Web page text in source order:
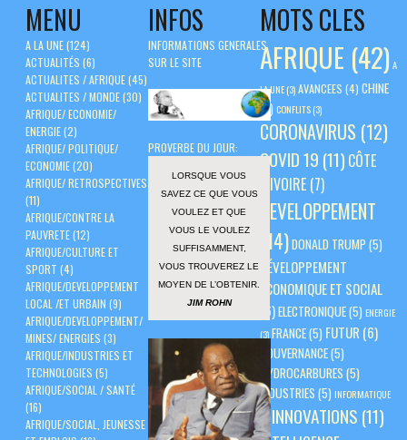
MENU
A LA UNE(124)
ACTUALITÉS (6)
ACTUALITES / AFRIQUE(45)
ACTUALITES / MONDE(30)
AFRIQUE/ ECONOMIE/
ENERGIE(2)
AFRIQUE/ POLITIQUE/
ECONOMIE(20)
AFRIQUE/ RETROSPECTIVES
(11)
AFRIQUE/CONTRE LA
PAUVRETE(12)
AFRIQUE/CULTURE ET
SPORT (4)
AFRIQUE/DEVELOPPEMENT
LOCAL /ET URBAIN (9)
AFRIQUE/DEVELOPPEMENT/
MINES/ ENERGIES (3)
AFRIQUE/INDUSTRIES ET
TECHNOLOGIES (5)
AFRIQUE/SOCIAL / SANTÉ
(16)
AFRIQUE/SOCIAL, JEUNESSE
MOTS CLES
AFRIQUE (42) A
LA UNE(3)AVANCEES (4) CHINE
(5)CONFLITS(3)
CORONAVIRUS (12)
COVID 19 (11) CÔTE
D'IVOIRE (7)
DEVELOPPEMENT
(14)DONALD TRUMP(5)
DÉVELOPPEMENT
ÉCONOMIQUE ET SOCIAL
(6)ELECTRONIQUE(5)ENERGIE
(3)FRANCE(5)FUTUR (6)
GOUVERNANCE(5)
HYDROCARBURES(5)
INDUSTRIES(5)INFORMATIQUE
(3) INNOVATIONS (11)
INFOS
INFORMATIONS GENERALES
SUR LE SITE
PROVERBE DU JOUR:
LORSQUE VOUS
SAVEZ CE QUE VOUS
VOULEZ ET QUE
VOUS LE VOULEZ
SUFFISAMMENT,
VOUS TROUVEREZ LE
MOYEN DE L’OBTENIR.
JIM ROHN